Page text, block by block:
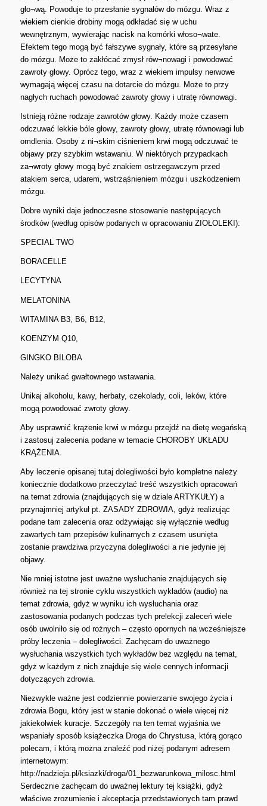
gło¬wą. Powoduje to przesłanie sygnałów do mózgu. Wraz z
wiekiem cienkie drobiny mogą odkładać się w uchu
wewnętrznym, wywierając nacisk na komórki włoso¬wate.
Efektem tego mogą być fałszywe sygnały, które są przesyłane
do mózgu. Może to zakłócać zmysł rów¬nowagi i powodować
zawroty głowy. Oprócz tego, wraz z wiekiem impulsy nerwowe
wymagają więcej czasu na dotarcie do mózgu. Może to przy
nagłych ruchach powodować zawroty głowy i utratę równowagi.
Istnieją różne rodzaje zawrotów głowy. Każdy może czasem
odczuwać lekkie bóle głowy, zawroty głowy, utratę równowagi lub
omdlenia. Osoby z ni¬skim ciśnieniem krwi mogą odczuwać te
objawy przy szybkim wstawaniu. W niektórych przypadkach
za¬wroty głowy mogą być znakiem ostrzegawczym przed
atakiem serca, udarem, wstrząśnieniem mózgu i uszkodzeniem
mózgu.
Dobre wyniki daje jednoczesne stosowanie następujących
środków (według opisów podanych w opracowaniu ZIOŁOLEKI):
SPECIAL TWO
BORACELLE
LECYTYNA
MELATONINA
WITAMINA B3, B6, B12,
KOENZYM Q10,
GINGKO BILOBA
Należy unikać gwałtownego wstawania.
Unikaj alkoholu, kawy, herbaty, czekolady, coli, leków, które
mogą powodować zwroty głowy.
Aby usprawnić krążenie krwi w mózgu przejdź na dietę wegańską
i zastosuj zalecenia podane w temacie CHOROBY UKŁADU
KRĄŻENIA.
Aby leczenie opisanej tutaj dolegliwości było kompletne należy
koniecznie dodatkowo przeczytać treść wszystkich opracowań
na temat zdrowia (znajdujących się w dziale ARTYKUŁY) a
przynajmniej artykuł pt. ZASADY ZDROWIA, gdyż realizując
podane tam zalecenia oraz odżywiając się wyłącznie według
zawartych tam przepisów kulinarnych z czasem usunięta
zostanie prawdziwa przyczyna dolegliwości a nie jedynie jej
objawy.
Nie mniej istotne jest uważne wysłuchanie znajdujących się
również na tej stronie cyklu wszystkich wykładów (audio) na
temat zdrowia, gdyż w wyniku ich wysłuchania oraz
zastosowania podanych podczas tych prelekcji zaleceń wiele
osób uwolniło się od rożnych – często opornych na wcześniejsze
próby leczenia – dolegliwości. Zachęcam do uważnego
wysłuchania wszystkich tych wykładów bez względu na temat,
gdyż w każdym z nich znajduje się wiele cennych informacji
dotyczących zdrowia.
Niezwykle ważne jest codziennie powierzanie swojego życia i
zdrowia Bogu, który jest w stanie dokonać o wiele więcej niż
jakiekolwiek kuracje. Szczegóły na ten temat wyjaśnia we
wspaniały sposób książeczka Droga do Chrystusa, którą gorąco
polecam, i którą można znaleźć pod niżej podanym adresem
internetowym:
http://nadzieja.pl/ksiazki/droga/01_bezwarunkowa_milosc.html
Serdecznie zachęcam do uważnej lektury tej książki, gdyż
właściwe zrozumienie i akceptacja przedstawionych tam prawd